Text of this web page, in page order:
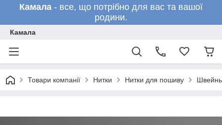
Камала - все, що потрібно для вас та вашої
родини.
Камала
Товари компанії Нитки Нитки для пошиву